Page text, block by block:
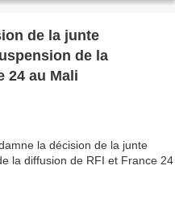
de la junte
de la
24 au Mali